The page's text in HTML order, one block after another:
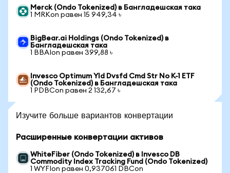
Merck (Ondo Tokenized) в Бангладешская така
1 MRKon равен 15 949,34 ৳
BigBear.ai Holdings (Ondo Tokenized) в
Бангладешская така
1 BBAIon равен 399,88 ৳
Invesco Optimum Yld Dvsfd Cmd Str No K-1 ETF
(Ondo Tokenized) в Бангладешская така
1 PDBCon равен 2 132,67 ৳
Изучите больше вариантов конвертации
Расширенные конвертации активов
WhiteFiber (Ondo Tokenized) в Invesco DB
Commodity Index Tracking Fund (Ondo Tokenized)
1 WYFIon равен 0,937061 DBCon